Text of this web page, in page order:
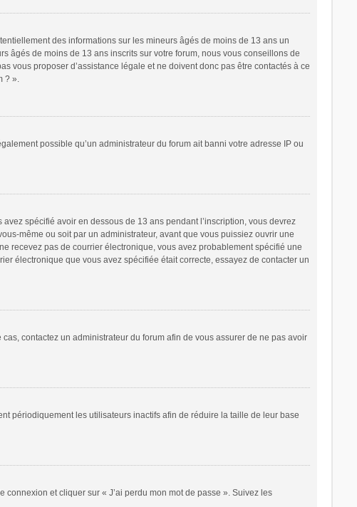
des informations sur les mineurs âgés de moins de 13 ans un
âgés de moins de 13 ans inscrits sur votre forum, nous vous conseillons de
vous proposer d’assistance légale et ne doivent donc pas être contactés à ce
? ».
possible qu’un administrateur du forum ait banni votre adresse IP ou
spécifié avoir en dessous de 13 ans pendant l’inscription, vous devrez
même ou soit par un administrateur, avant que vous puissiez ouvrir une
recevez pas de courrier électronique, vous avez probablement spécifié une
électronique que vous avez spécifiée était correcte, essayez de contacter un
contactez un administrateur du forum afin de vous assurer de ne pas avoir
périodiquement les utilisateurs inactifs afin de réduire la taille de leur base
et cliquer sur « J’ai perdu mon mot de passe ». Suivez les